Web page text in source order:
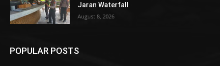
Jaran Waterfall
August 8, 2026
POPULAR POSTS